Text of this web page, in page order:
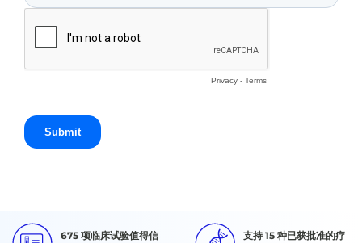
675 项临床试验值得信
支持 15 种已获批准的疗